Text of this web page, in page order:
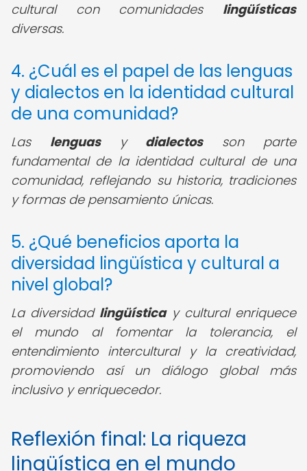
cultural con comunidades lingüísticas
diversas.
4. ¿Cuál es el papel de las lenguas
y dialectos en la identidad cultural
de una comunidad?
Las lenguasy dialectosson parte
fundamental de la identidad cultural de una
comunidad, reflejando su historia, tradiciones
y formas de pensamiento únicas.
5. ¿Qué beneficios aporta la
diversidad lingüística y cultural a
nivel global?
La diversidad lingüísticay cultural enriquece
el mundo al fomentar la tolerancia, el
entendimiento intercultural y la creatividad,
promoviendo así un diálogo global más
inclusivo y enriquecedor.
Reflexión final: La riqueza
lingüística en el mundo